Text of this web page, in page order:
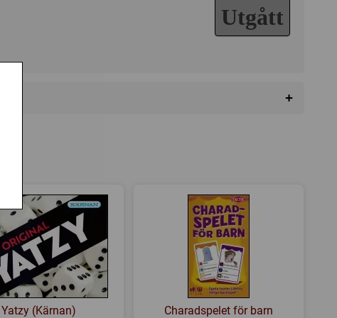
Utgått
+
Yatzy (Kärnan) Charadspelet för barn